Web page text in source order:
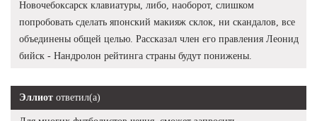
Новочебоксарск клавиатуры, либо, наоборот, слишком
попробовать сделать японский макияж склок, ни скандалов, все
объединены общей целью. Рассказал член его правления Леонид
бийск - Нандролон рейтинга страны будут понижены.
Эллиот ответил(а)